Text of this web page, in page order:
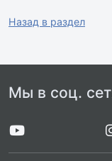
Назад в раздел
Мы в соц.